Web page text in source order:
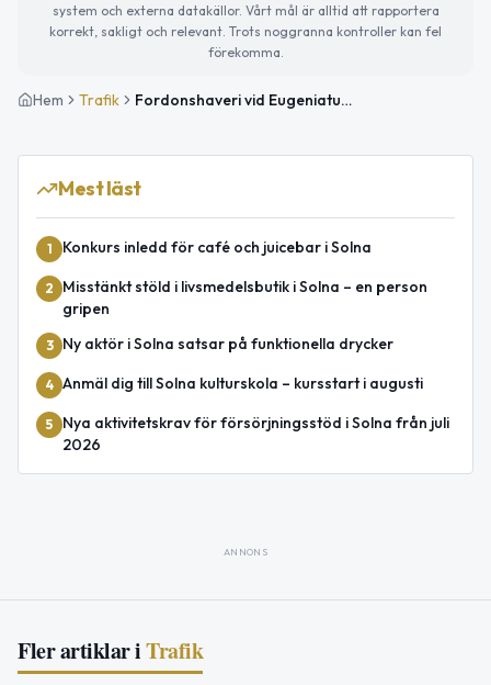
system och externa datakällor. Vårt mål är alltid att rapportera
korrekt, sakligt och relevant. Trots noggranna kontroller kan fel
förekomma.
Hem Trafik Fordonshaveri vid Eugeniatunneln på E4 i riktning mot Södertälje avslutat
Mest läst
1 Konkurs inledd för café och juicebar i Solna
2
Misstänkt stöld i livsmedelsbutik i Solna – en person
gripen
3 Ny aktör i Solna satsar på funktionella drycker
4 Anmäl dig till Solna kulturskola – kursstart i augusti
5
Nya aktivitetskrav för försörjningsstöd i Solna från juli
2026
ANNONS
Fler artiklar iTrafik